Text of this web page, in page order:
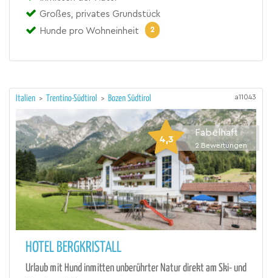
Großes, privates Grundstück
Hunde pro Wohneinheit
2
Italien > Trentino-Südtirol > Bozen Südtirol a11043
4,3
Fabelhaft
2 Bewertungen
HOTEL BERGKRISTALL
Urlaub mit Hund inmitten unberührter Natur direkt am Ski- und